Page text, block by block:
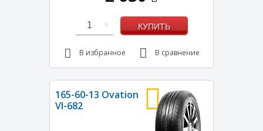
1 КУПИТЬ
В избранное В сравнение
165-60-13 Ovation
VI-682